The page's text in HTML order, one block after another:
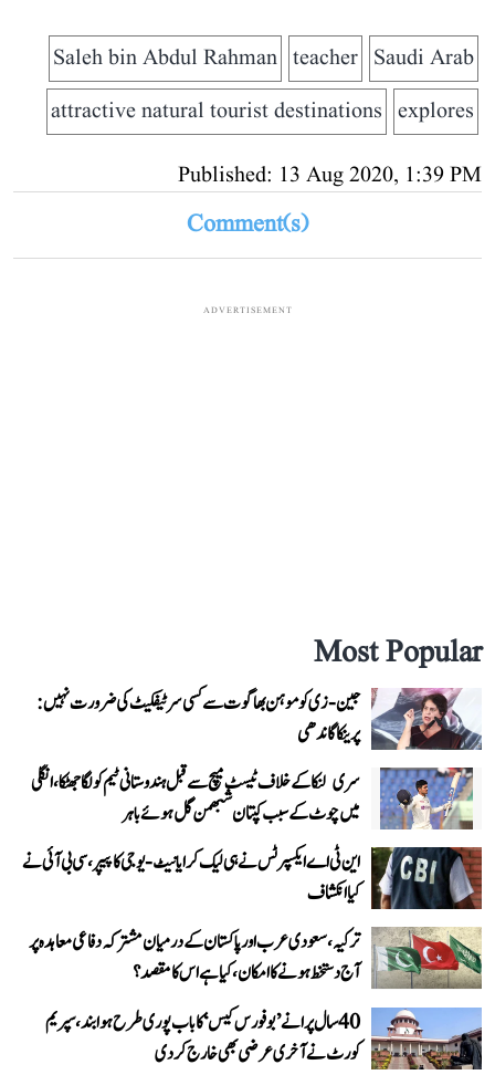
Saudi Arab
teacher
Saleh bin Abdul Rahman
explores
attractive natural tourist destinations
Published: 13 Aug 2020, 1:39 PM
Comment(s)
ADVERTISEMENT
Most Popular
جین-زی کو موہن بھاگوت سے کسی سرٹیفکیٹ کی ضرورت نہیں:
پرینکا گاندھی
سری لنکا کے خلاف ٹیسٹ میچ سے قبل ہندوستانی ٹیم کو لگا جھٹکا، انگلی
میں چوٹ کے سبب کپتان شبھمن گل ہوئے باہر
این ٹی اے ایکسپرٹس نے ہی لیک کرایا نیٹ-یوجی کا پیپر، سی بی آئی نے
کیا انکشاف
ترکیہ، سعودی عرب اور پاکستان کے درمیان مشترکہ دفاعی معاہدہ پر
آج دستخط ہونے کا امکان، کیا ہے اس کا مقصد؟
40 سال پرانے ’بوفورس کیس‘ کا باب پوری طرح ہوا بند، سپریم
کورٹ نے آخری عرضی بھی خارج کر دی